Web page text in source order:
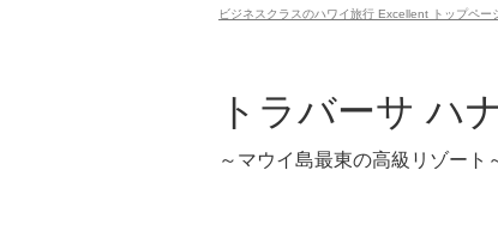
ビジネスクラスのハワイ旅行 Excellent トップペー
トラバーサ ハ
～マウイ島最東の高級リゾート